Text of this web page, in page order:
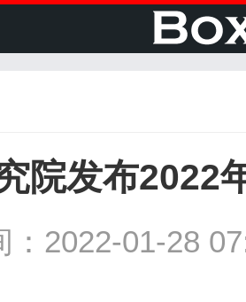
院发布2022
：2022-01-28